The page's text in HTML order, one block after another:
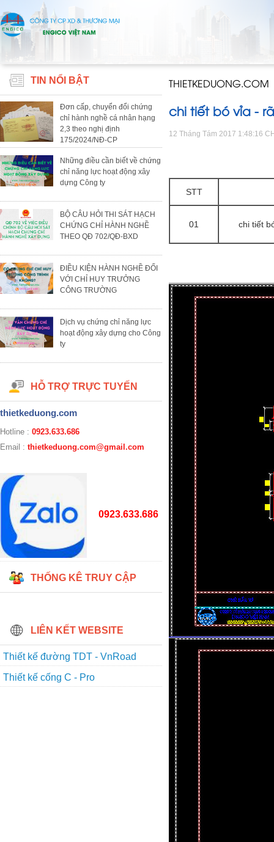
TIN NỔI BẬT
Đơn cấp, chuyển đổi chứng
chỉ hành nghề cá nhân hạng
2,3 theo nghị định
175/2024/NĐ-CP
Những điều cần biết về chứng
chỉ năng lực hoạt động xây
dựng Công ty
BỘ CÂU HỎI THI SÁT HẠCH
CHỨNG CHỈ HÀNH NGHỀ
THEO QĐ 702/QĐ-BXD
ĐIỀU KIỆN HÀNH NGHỀ ĐỐI
VỚI CHỈ HUY TRƯỞNG
CÔNG TRƯỜNG
Dịch vụ chứng chỉ năng lực
hoạt động xây dựng cho Công
ty
HỖ TRỢ TRỰC TUYẾN
thietkeduong.com
Hotline : 0923.633.686
Email : thietkeduong.com@gmail.com
0923.633.686
THỐNG KÊ TRUY CẬP
LIÊN KẾT WEBSITE
Thiết kế đường TDT - VnRoad
Thiết kế cống C - Pro
THIETKEDUONG.COM
chi tiết bó vỉa -
12 Tháng Tám 2017 1:48:16
STT
01 chi tiết